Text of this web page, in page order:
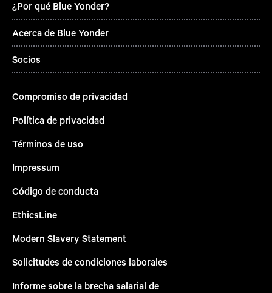
¿Por qué Blue Yonder?
Acerca de Blue Yonder
Socios
Compromiso de privacidad
Política de privacidad
Términos de uso
Impressum
Código de conducta
EthicsLine
Modern Slavery Statement
Solicitudes de condiciones laborales
Informe sobre la brecha salarial de